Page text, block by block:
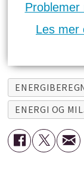
Problemer
Les mer
ENERGI OG